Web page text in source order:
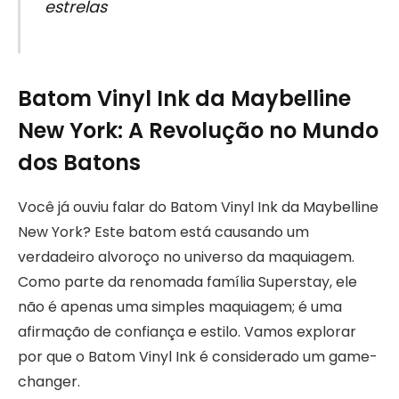
estrelas
Batom Vinyl Ink da Maybelline
New York: A Revolução no Mundo
dos Batons
Você já ouviu falar do Batom Vinyl Ink da Maybelline
New York? Este batom está causando um
verdadeiro alvoroço no universo da maquiagem.
Como parte da renomada família Superstay, ele
não é apenas uma simples maquiagem; é uma
afirmação de confiança e estilo. Vamos explorar
por que o Batom Vinyl Ink é considerado um game-
changer.